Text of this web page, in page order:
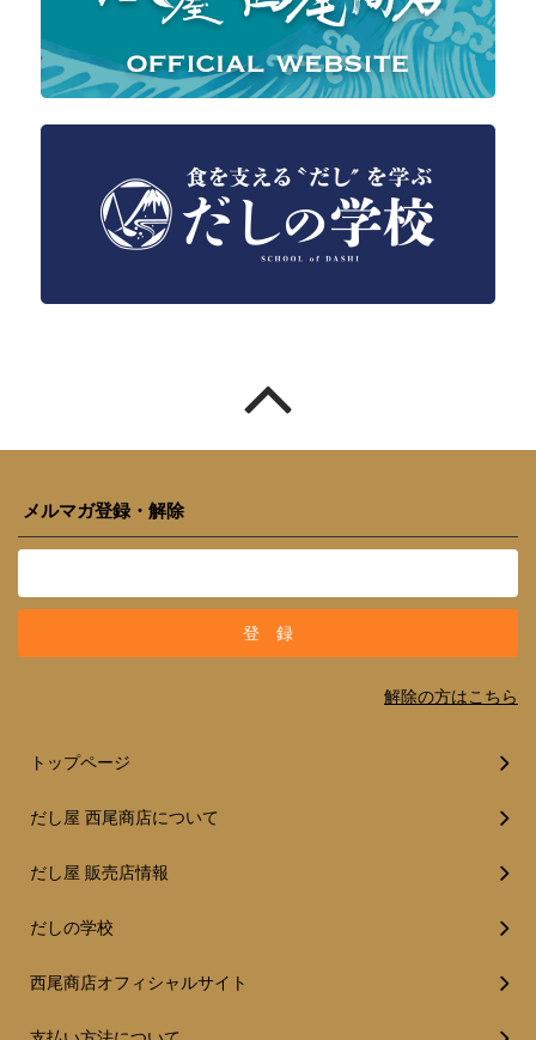
メルマガ登録・解除
解除の方はこちら
トップページ
だし屋 西尾商店について
だし屋 販売店情報
だしの学校
西尾商店オフィシャルサイト